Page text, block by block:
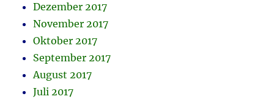
Dezember 2017
November 2017
Oktober 2017
September 2017
August 2017
Juli 2017